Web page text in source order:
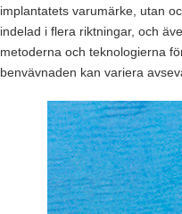
implantatets varumärke, utan
indelad i flera riktningar, och
metoderna och teknologierna
benvävnaden kan variera